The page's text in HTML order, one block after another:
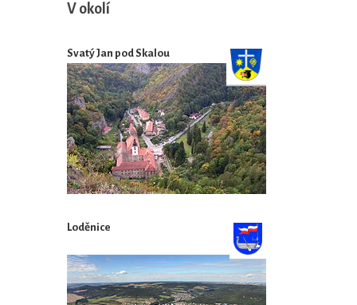
V okolí
Svatý Jan pod Skalou
Loděnice